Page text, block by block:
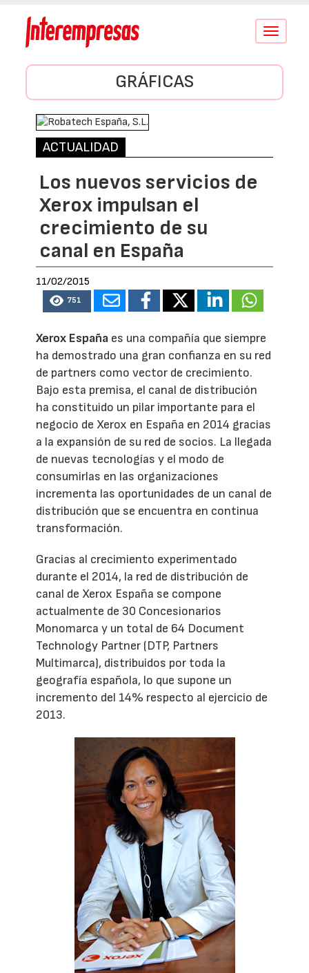
Conmutar
GRÁFICAS
ACTUALIDAD
Los nuevos servicios de
Xerox impulsan el
crecimiento de su
canal en España
11/02/2015
751
Xerox España es una compañía que siempre
ha demostrado una gran confianza en su red
de partners como vector de crecimiento.
Bajo esta premisa, el canal de distribución
ha constituido un pilar importante para el
negocio de Xerox en España en 2014 gracias
a la expansión de su red de socios. La llegada
de nuevas tecnologías y el modo de
consumirlas en las organizaciones
incrementa las oportunidades de un canal de
distribución que se encuentra en continua
transformación.
Gracias al crecimiento experimentado
durante el 2014, la red de distribución de
canal de Xerox España se compone
actualmente de 30 Concesionarios
Monomarca y un total de 64 Document
Technology Partner (DTP, Partners
Multimarca), distribuidos por toda la
geografía española, lo que supone un
incremento del 14% respecto al ejercicio de
2013.